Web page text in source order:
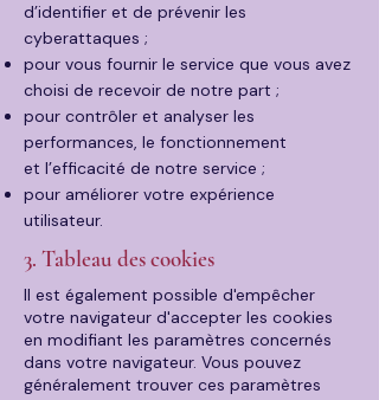
d’identifier et de prévenir les
cyberattaques ;
pour vous fournir le service que vous avez
choisi de recevoir de notre part ;
pour contrôler et analyser les
performances, le fonctionnement
et l’efficacité de notre service ;
pour améliorer votre expérience
utilisateur.
3. Tableau des cookies
Il est également possible d'empêcher
votre navigateur d'accepter les cookies
en modifiant les paramètres concernés
dans votre navigateur. Vous pouvez
généralement trouver ces paramètres